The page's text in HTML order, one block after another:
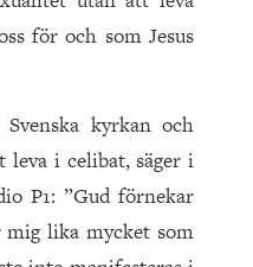
för och som Jesus
kyrkan och
leva i celibat, säger i
P1: ”Gud förnekar
lika mycket som